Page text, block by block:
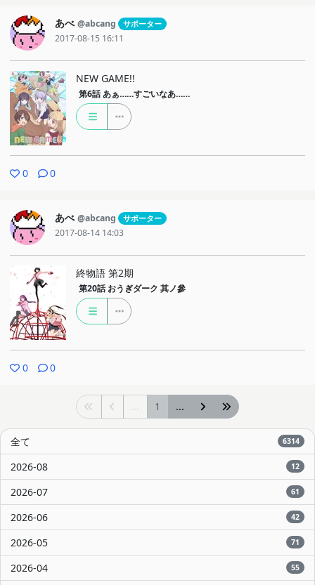
あべ @abcang サポーター
2017-08-15 16:11
NEW GAME!!
第6話 あぁ……すごいなあ……
0 0
あべ @abcang サポーター
2017-08-14 14:03
終物語 第2期
第20話 おうぎダーク 其ノ參
0 0
... 1 ...
全て 6314
2026-08 12
2026-07 61
2026-06 42
2026-05 71
2026-04 55